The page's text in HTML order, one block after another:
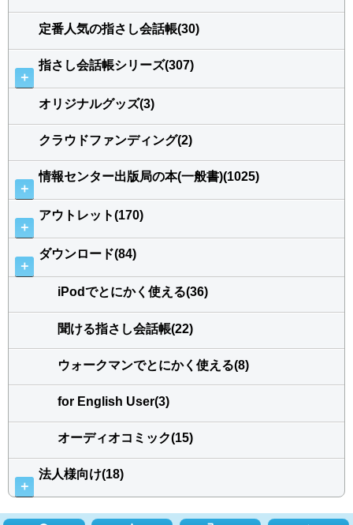
定番人気の指さし会話帳(30)
＋
指さし会話帳シリーズ(307)
オリジナルグッズ(3)
クラウドファンディング(2)
＋
情報センター出版局の本(一般書)(1025)
＋
アウトレット(170)
＋
ダウンロード(84)
iPodでとにかく使える(36)
聞ける指さし会話帳(22)
ウォークマンでとにかく使える(8)
for English User(3)
オーディオコミック(15)
＋
法人様向け(18)